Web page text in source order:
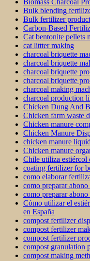
Bulk blending
Bulk fertilizer
Carbon-Based
Cat bentonite pellets
cat littter making
charcoal briquette
charcoal briquette
charcoal briquette
charcoal briquette
charcoal making
charcoal production
Chicken Dung And
Chicken farm waste
Chicken manure
Chicken Manure
chicken manure
Chicken manure
Chile utiliza estiércol
coating fertilizer for
como elaborar
como preparar
como preparar
Cómo utilizar el
en España
compost fertilizer
compost fertilizer
compost fertilizer
compost granulation
compost making